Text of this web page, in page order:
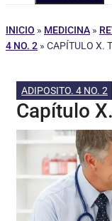
INICIO » MEDICINA »
4 NO. 2 » CAPÍTULO X.
ADIPOSITO. 4 NO. 2
Capítulo